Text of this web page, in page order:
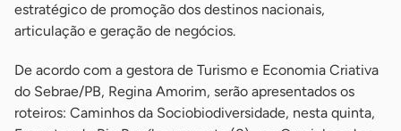
estratégico de promoção dos destinos nacionais,
articulação e geração de negócios.
De acordo com a gestora de Turismo e Economia Criativa
do Sebrae/PB, Regina Amorim, serão apresentados os
roteiros: Caminhos da Sociobiodiversidade, nesta quinta,